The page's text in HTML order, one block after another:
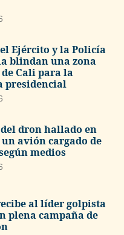
Ejército y la Policía
blindan una zona
Cali para la
presidencial
dron hallado en
avión cargado de
medios
al líder golpista
plena campaña de